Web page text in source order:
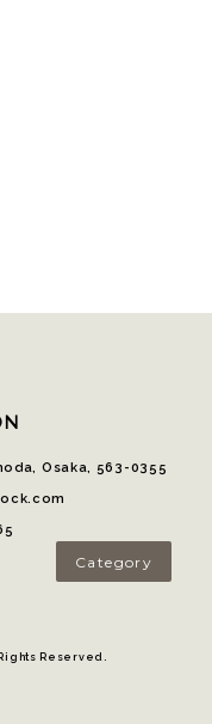
Category
Osaka, 563-0355
Reserved.